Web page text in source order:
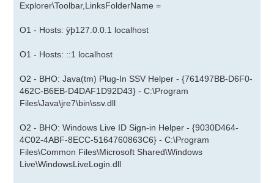
Explorer\Toolbar,LinksFolderName =
O1 - Hosts: ÿþ127.0.0.1 localhost
O1 - Hosts: ::1 localhost
O2 - BHO: Java(tm) Plug-In SSV Helper - {761497BB-D6F0-
462C-B6EB-D4DAF1D92D43} - C:\Program
Files\Java\jre7\bin\ssv.dll
O2 - BHO: Windows Live ID Sign-in Helper - {9030D464-
4C02-4ABF-8ECC-5164760863C6} - C:\Program
Files\Common Files\Microsoft Shared\Windows
Live\WindowsLiveLogin.dll